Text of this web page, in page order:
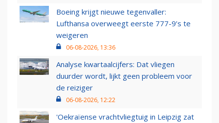
Boeing krijgt nieuwe tegenvaller:
Lufthansa overweegt eerste 777-9’s te
weigeren
06-08-2026, 13:36
Analyse kwartaalcijfers: Dat vliegen
duurder wordt, lijkt geen probleem voor
de reiziger
06-08-2026, 12:22
'Oekraïense vrachtvliegtuig in Leipzig zat